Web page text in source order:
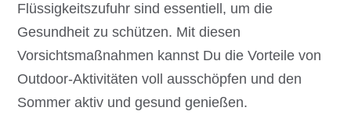
Flüssigkeitszufuhr sind essentiell, um die
Gesundheit zu schützen. Mit diesen
Vorsichtsmaßnahmen kannst Du die Vorteile von
Outdoor-Aktivitäten voll ausschöpfen und den
Sommer aktiv und gesund genießen.